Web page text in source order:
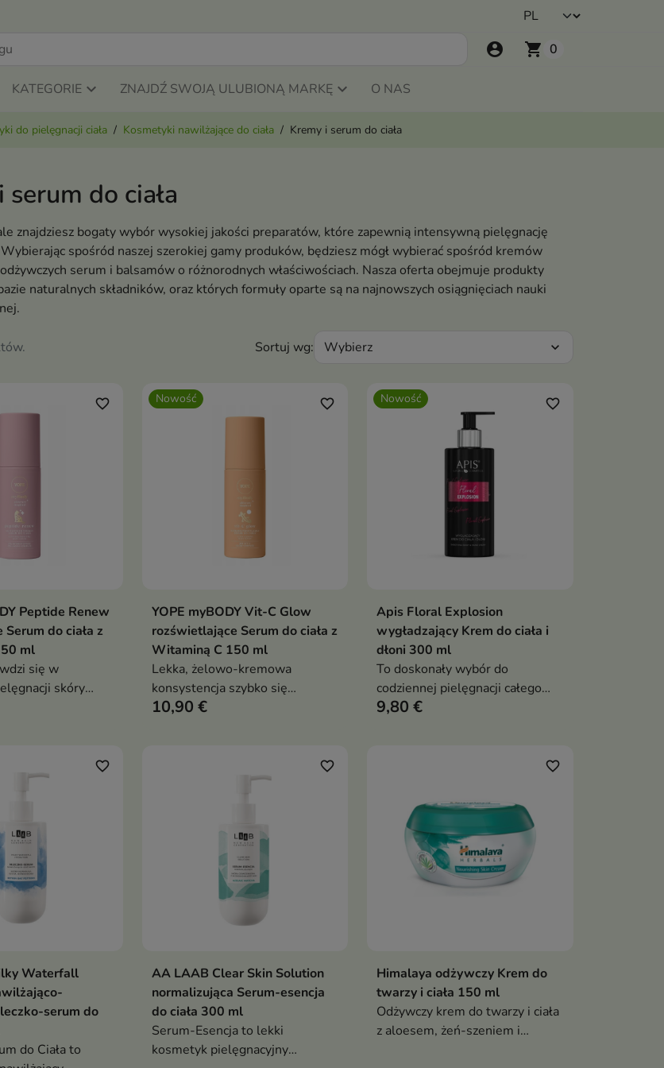
account_circle shopping_cart 0
KATEGORIE ZNAJDŹ SWOJĄ ULUBIONĄ MARKĘ O NAS
do pielęgnacji ciała Kosmetyki nawilżające do ciała Kremy i serum do ciała
serum do ciała
znajdziesz bogaty wybór wysokiej jakości preparatów, które zapewnią intensywną pielęgnację
Wybierając spośród naszej szerokiej gamy produków, będziesz mógł wybierać spośród kremów
serum i balsamów o różnorodnych właściwościach. Nasza oferta obejmuje produkty
naturalnych składników, oraz których formuły oparte są na najnowszych osiągnięciach nauki
Sortuj wg: Wybierz expand_more
do koszyka
favorite_border
Peptide Renew
do ciała z
ml
się w
skóry
Nowość
Dodaj do koszyka
favorite_border
YOPE myBODY Vit-C Glow
rozświetlające Serum do ciała z
Witaminą C 150 ml
Lekka, żelowo-kremowa
konsystencja szybko się
wchłania
10,90 €
Nowość
Dodaj do koszyka
favorite_border
Apis Floral Explosion
wygładzający Krem do ciała i
dłoni 300 ml
To doskonały wybór do
codziennej pielęgnacji całego
ciała i dłoni dla osób, które cenią
9,80 €
do koszyka
favorite_border
Waterfall
serum do
do Ciała to
Dodaj do koszyka
favorite_border
AA LAAB Clear Skin Solution
normalizująca Serum-esencja
do ciała 300 ml
Serum-Esencja to lekki
kosmetyk pielęgnacyjny
Dodaj do koszyka
favorite_border
Himalaya odżywczy Krem do
twarzy i ciała 150 ml
Odżywczy krem do twarzy i ciała
z aloesem, żeń-szeniem i